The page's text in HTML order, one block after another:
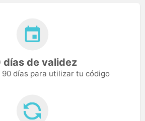
días de validez
90 días para utilizar tu código